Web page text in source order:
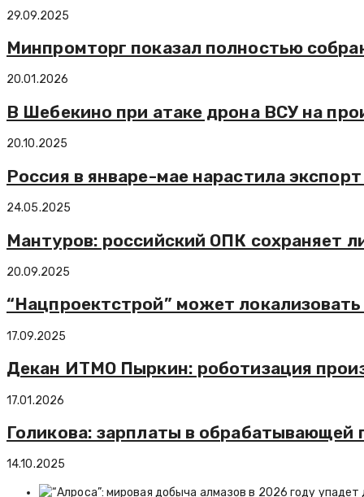
29.09.2025
Минпромторг показал полностью
20.01.2026
В Шебекино при атаке дрона ВСУ на
20.10.2025
Россия в январе-мае нарастила
24.05.2025
Мантуров: российский ОПК сохраняет
20.09.2025
“Нацпроектстрой” может
17.09.2025
Декан ИТМО Пыркин: роботизация
17.01.2026
Голикова: зарплаты в
14.10.2025